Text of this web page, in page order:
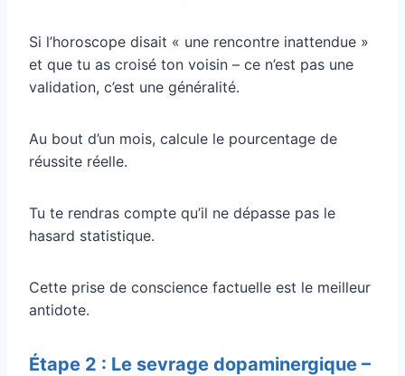
Si l’horoscope disait « une rencontre inattendue »
et que tu as croisé ton voisin – ce n’est pas une
validation, c’est une généralité.
Au bout d’un mois, calcule le pourcentage de
réussite réelle.
Tu te rendras compte qu’il ne dépasse pas le
hasard statistique.
Cette prise de conscience factuelle est le meilleur
antidote.
Étape 2 : Le sevrage dopaminergique –